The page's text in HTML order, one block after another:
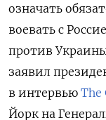
означать
воевать с
против
заявил
в интервью The
Йорк на